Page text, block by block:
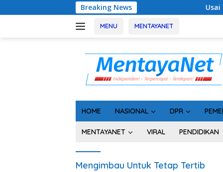
ke
Breaking News Usai Tahan 5
MENU MENTAYANET
HOME NASIONAL DPR
MENTAYANET VIRAL PENDIDIKAN
Mengimbau Untuk Tetap Tertib